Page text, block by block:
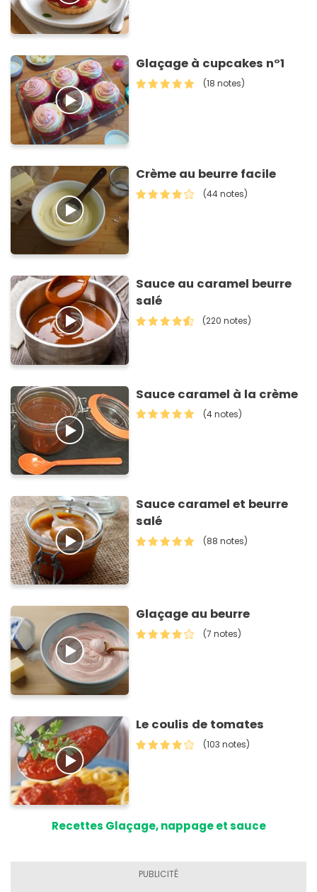
Glaçage à cupcakes n°1
(18 notes)
Crème au beurre facile
(44 notes)
Sauce au caramel beurre
salé
(220 notes)
Sauce caramel à la crème
(4 notes)
Sauce caramel et beurre
salé
(88 notes)
Glaçage au beurre
(7 notes)
Le coulis de tomates
(103 notes)
Recettes Glaçage, nappage et sauce